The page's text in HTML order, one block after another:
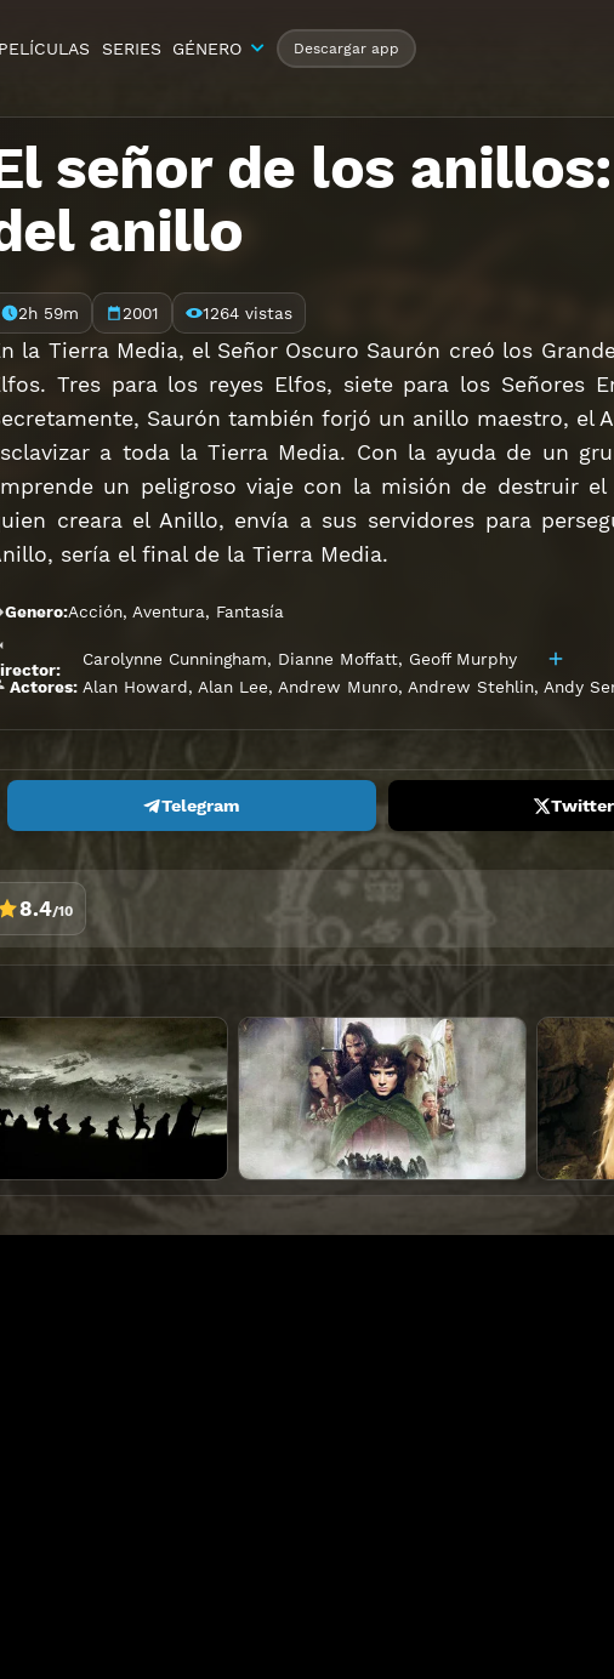
PELÍCULAS SERIES GÉNERO Descargar app
señor de los
anillo
2h 59m 2001 1264 vistas
la Tierra Media, el Señor Oscuro Saurón creó los
Tres para los reyes Elfos, siete para los Señores
Saurón también forjó un anillo maestro, el
a toda la Tierra Media. Con la ayuda de un
un peligroso viaje con la misión de destruir el
creara el Anillo, envía a sus servidores para
sería el final de la Tierra Media.
Genero:Acción, Aventura, Fantasía
Carolynne Cunningham, Dianne Moffatt, Geoff Murphy
Actores: Alan Howard, Alan Lee, Andrew Munro, Andrew Stehlin, Andy
Telegram Twitter
8.4/10